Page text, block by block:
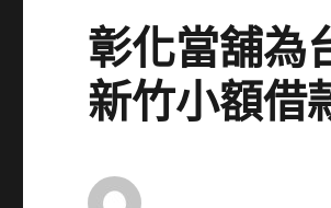
彰化當舖為
新竹小額借